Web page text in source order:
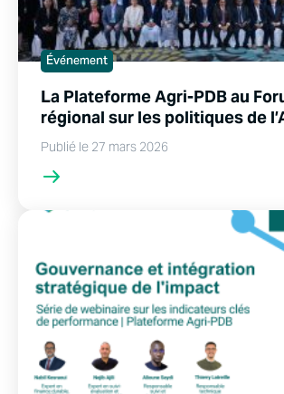
Événement
La Plateforme Agri-PDB au
régional sur les politiques de
Publié le 27 mars 2026